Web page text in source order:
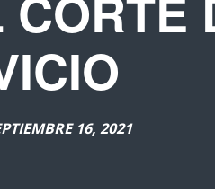
16, 2021